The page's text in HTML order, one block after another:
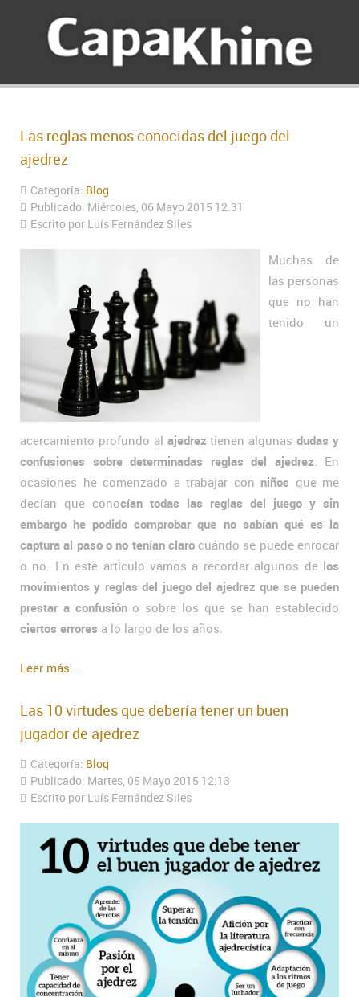
Las reglas menos conocidas del juego del
ajedrez
Categoría: Blog
Publicado: Miércoles, 06 Mayo 2015 12:31
Escrito por Luís Fernández Siles
Muchas de
las personas
que no han
tenido un
acercamiento profundo al ajedrez tienen algunasdudas y
confusiones sobre determinadas reglas del ajedrez. En
ocasiones he comenzado a trabajar con niños que me
decían que conocían todas las reglas del juego y sin
embargo he podido comprobar que no sabían qué es la
captura al paso o no tenían clarocuándo se puede enrocar
o no. En este artículo vamos a recordar algunos de los
movimientos y reglas del juego del ajedrez que se pueden
prestar a confusióno sobre los que se han establecido
ciertos errores a lo largo de los años.
Leer más...
Las 10 virtudes que debería tener un buen
jugador de ajedrez
Categoría: Blog
Publicado: Martes, 05 Mayo 2015 12:13
Escrito por Luís Fernández Siles